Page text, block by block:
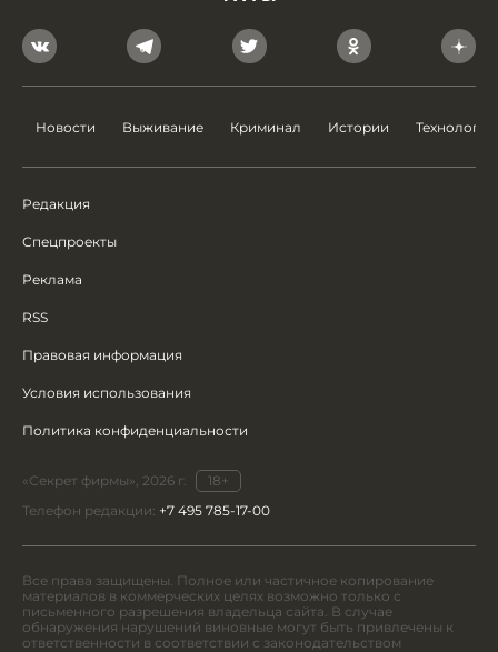
Новости Выживание Криминал Истории Технологии
Редакция
Спецпроекты
Реклама
RSS
Правовая информация
Условия использования
Политика конфиденциальности
«Секрет фирмы», 2026 г.
18+
Телефон редакции: +7 495 785-17-00
Все права защищены. Полное или частичное копирование
материалов в коммерческих целях возможно только с
письменного разрешения владельца сайта. В случае
обнаружения нарушений виновные могут быть привлечены к
ответственности в соответствии с законодательством